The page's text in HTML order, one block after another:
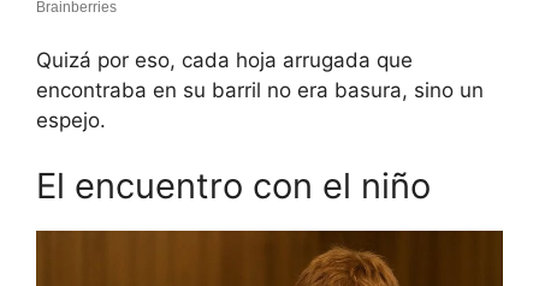
Quizá por eso, cada hoja arrugada que
encontraba en su barril no era basura, sino un
espejo.
El encuentro con el niño